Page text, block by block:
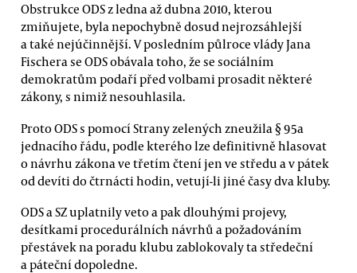
Obstrukce ODS z ledna až dubna 2010, kterou
zmiňujete, byla nepochybně dosud nejrozsáhlejší
a také nejúčinnější. V posledním půlroce vlády Jana
Fischera se ODS obávala toho, že se sociálním
demokratům podaří před volbami prosadit některé
zákony, s nimiž nesouhlasila.
Proto ODS s pomocí Strany zelených zneužila § 95a
jednacího řádu, podle kterého lze definitivně hlasovat
o návrhu zákona ve třetím čtení jen ve středu a v pátek
od devíti do čtrnácti hodin, vetují-li jiné časy dva kluby.
ODS a SZ uplatnily veto a pak dlouhými projevy,
desítkami procedurálních návrhů a požadováním
přestávek na poradu klubu zablokovaly ta středeční
a páteční dopoledne.